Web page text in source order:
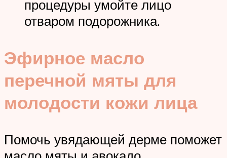
процедуры умойте лицо
отваром подорожника.
Эфирное масло
перечной мяты для
молодости кожи лица
Помочь увядающей дерме поможет